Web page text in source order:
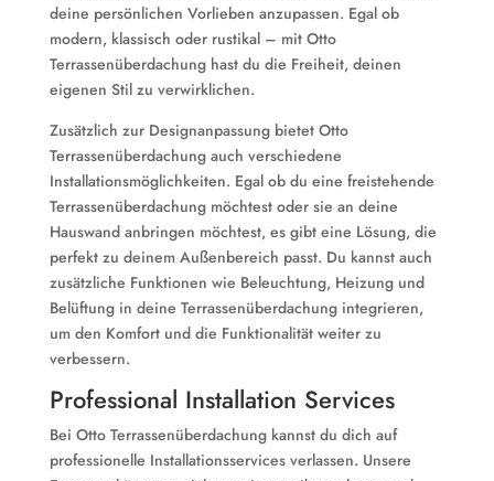
deine persönlichen Vorlieben anzupassen. Egal ob
modern, klassisch oder rustikal – mit Otto
Terrassenüberdachung hast du die Freiheit, deinen
eigenen Stil zu verwirklichen.
Zusätzlich zur Designanpassung bietet Otto
Terrassenüberdachung auch verschiedene
Installationsmöglichkeiten. Egal ob du eine freistehende
Terrassenüberdachung möchtest oder sie an deine
Hauswand anbringen möchtest, es gibt eine Lösung, die
perfekt zu deinem Außenbereich passt. Du kannst auch
zusätzliche Funktionen wie Beleuchtung, Heizung und
Belüftung in deine Terrassenüberdachung integrieren,
um den Komfort und die Funktionalität weiter zu
verbessern.
Professional Installation Services
Bei Otto Terrassenüberdachung kannst du dich auf
professionelle Installationsservices verlassen. Unsere